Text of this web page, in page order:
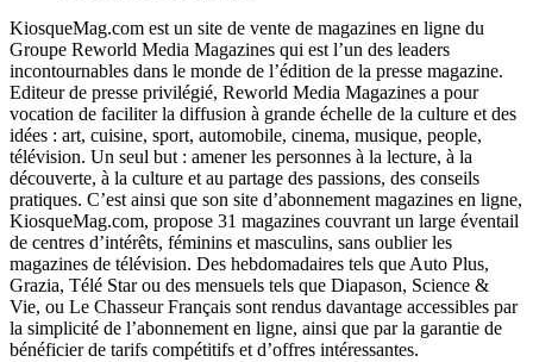
KiosqueMag.com est un site de vente de magazines en ligne du
Groupe Reworld Media Magazines qui est l’un des leaders
incontournables dans le monde de l’édition de la presse magazine.
Editeur de presse privilégié, Reworld Media Magazines a pour
vocation de faciliter la diffusion à grande échelle de la culture et des
idées : art, cuisine, sport, automobile, cinema, musique, people,
télévision. Un seul but : amener les personnes à la lecture, à la
découverte, à la culture et au partage des passions, des conseils
pratiques. C’est ainsi que son site d’abonnement magazines en ligne,
KiosqueMag.com, propose 31 magazines couvrant un large éventail
de centres d’intérêts, féminins et masculins, sans oublier les
magazines de télévision. Des hebdomadaires tels que Auto Plus,
Grazia, Télé Star ou des mensuels tels que Diapason, Science &
Vie, ou Le Chasseur Français sont rendus davantage accessibles par
la simplicité de l’abonnement en ligne, ainsi que par la garantie de
bénéficier de tarifs compétitifs et d’offres intéressantes.